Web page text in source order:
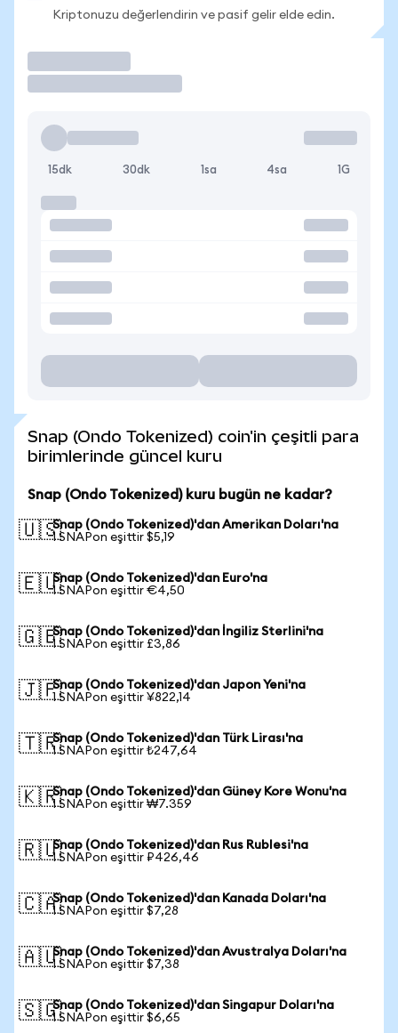
Kriptonuzu değerlendirin ve pasif gelir elde edin.
15dk 30dk 1sa 4sa 1G
Snap (Ondo Tokenized) coin'in çeşitli para
birimlerinde güncel kuru
Snap (Ondo Tokenized) kuru bugün ne kadar?
🇺🇸Snap (Ondo Tokenized)'dan Amerikan Doları'na
1 SNAPon eşittir $5,19
🇪🇺Snap (Ondo Tokenized)'dan Euro'na
1 SNAPon eşittir €4,50
🇬🇧Snap (Ondo Tokenized)'dan İngiliz Sterlini'na
1 SNAPon eşittir £3,86
🇯🇵Snap (Ondo Tokenized)'dan Japon Yeni'na
1 SNAPon eşittir ¥822,14
🇹🇷Snap (Ondo Tokenized)'dan Türk Lirası'na
1 SNAPon eşittir ₺247,64
🇰🇷Snap (Ondo Tokenized)'dan Güney Kore Wonu'na
1 SNAPon eşittir ₩7.359
🇷🇺Snap (Ondo Tokenized)'dan Rus Rublesi'na
1 SNAPon eşittir ₽426,46
🇨🇦Snap (Ondo Tokenized)'dan Kanada Doları'na
1 SNAPon eşittir $7,28
🇦🇺Snap (Ondo Tokenized)'dan Avustralya Doları'na
1 SNAPon eşittir $7,38
🇸🇬Snap (Ondo Tokenized)'dan Singapur Doları'na
1 SNAPon eşittir $6,65